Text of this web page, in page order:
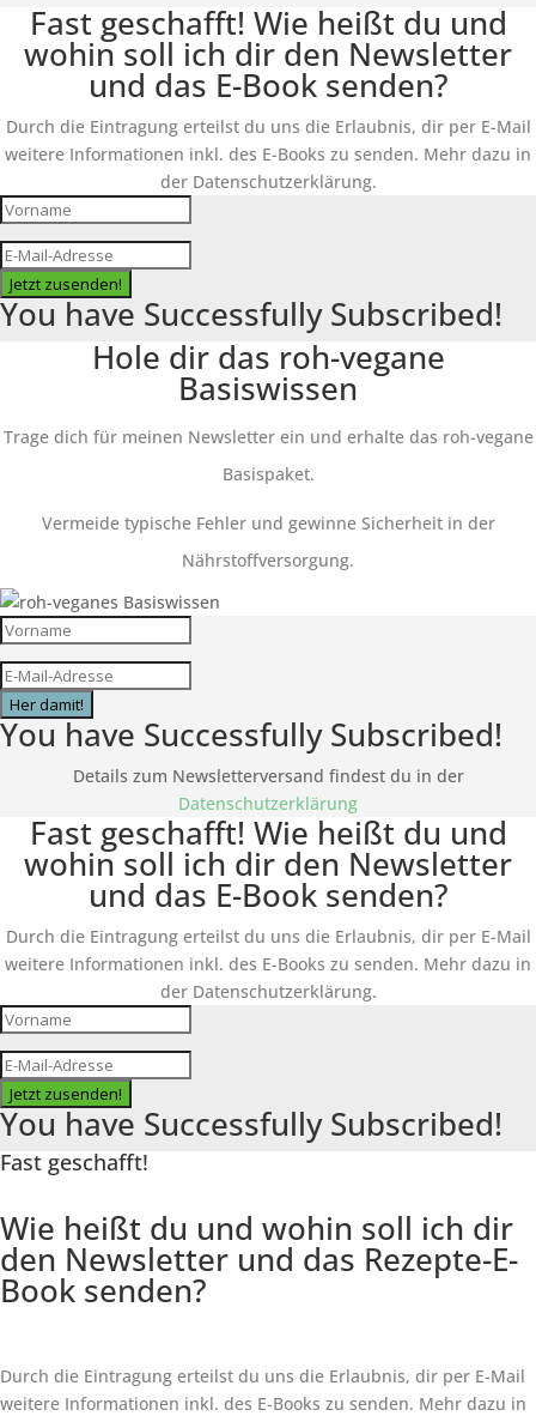
Fast geschafft! Wie heißt du und
wohin soll ich dir den Newsletter
und das E-Book senden?
Durch die Eintragung erteilst du uns die Erlaubnis, dir per E-Mail
weitere Informationen inkl. des E-Books zu senden. Mehr dazu in
der Datenschutzerklärung.
Jetzt zusenden!
You have Successfully Subscribed!
Hole dir das roh-vegane
Basiswissen
Trage dich für meinen Newsletter ein und erhalte das roh-vegane
Basispaket.
Vermeide typische Fehler und gewinne Sicherheit in der
Nährstoffversorgung.
Her damit!
You have Successfully Subscribed!
Details zum Newsletterversand findest du in der
Datenschutzerklärung
Fast geschafft! Wie heißt du und
wohin soll ich dir den Newsletter
und das E-Book senden?
Durch die Eintragung erteilst du uns die Erlaubnis, dir per E-Mail
weitere Informationen inkl. des E-Books zu senden. Mehr dazu in
der Datenschutzerklärung.
Jetzt zusenden!
You have Successfully Subscribed!
Fast geschafft!
Wie heißt du und wohin soll ich dir
den Newsletter und das Rezepte-E-
Book senden?
Durch die Eintragung erteilst du uns die Erlaubnis, dir per E-Mail
weitere Informationen inkl. des E-Books zu senden. Mehr dazu in